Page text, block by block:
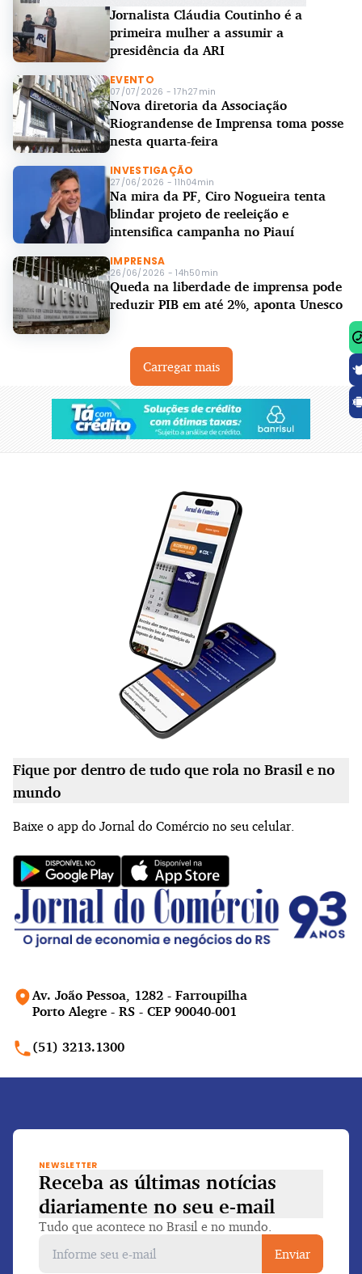
Jornalista Cláudia Coutinho é a
primeira mulher a assumir a
presidência da ARI
EVENTO
07/07/2026 - 17h27min
Nova diretoria da Associação
Riograndense de Imprensa toma posse
nesta quarta-feira
INVESTIGAÇÃO
27/06/2026 - 11h04min
Na mira da PF, Ciro Nogueira tenta
blindar projeto de reeleição e
intensifica campanha no Piauí
IMPRENSA
26/06/2026 - 14h50min
Queda na liberdade de imprensa pode
reduzir PIB em até 2%, aponta Unesco
Carregar mais
Av. João Pessoa, 1282 - Farroupilha
Porto Alegre - RS - CEP 90040-001
(51) 3213.1300
Fique por dentro de tudo que rola no Brasil e no
mundo
Baixe o app do Jornal do Comércio no seu celular.
NEWSLETTER
Receba as últimas notícias
diariamente no seu e-mail
Tudo que acontece no Brasil e no mundo.
Enviar